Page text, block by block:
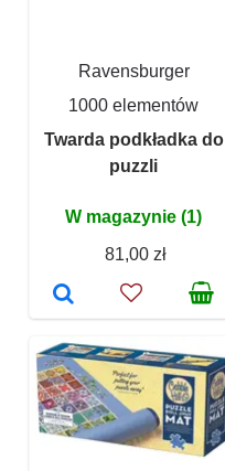
Ravensburger
1000 elementów
Twarda podkładka do
puzzli
W magazynie (1)
81,00 zł